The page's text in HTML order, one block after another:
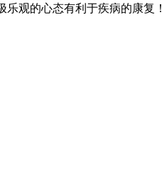
观的心态有利于疾病的康复！